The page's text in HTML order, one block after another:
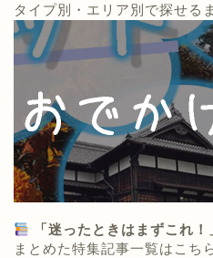
タイプ別・エリア別で探せる
「迷ったときはまずこれ！
まとめた特集記事一覧はこち